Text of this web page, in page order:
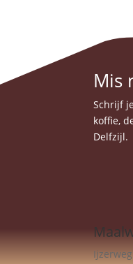
Mis
Schrijf
koffie,
Delfzijl.